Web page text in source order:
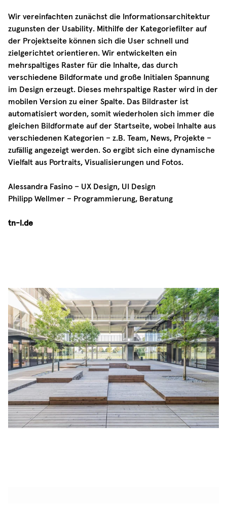
Wir vereinfachten zunächst die Informationsarchitektur
zugunsten der Usability. Mithilfe der Kategoriefilter auf
der Projektseite können sich die User schnell und
zielgerichtet orientieren. Wir entwickelten ein
mehrspaltiges Raster für die Inhalte, das durch
verschiedene Bildformate und große Initialen Spannung
im Design erzeugt. Dieses mehrspaltige Raster wird in der
mobilen Version zu einer Spalte. Das Bildraster ist
automatisiert worden, somit wiederholen sich immer die
gleichen Bildformate auf der Startseite, wobei Inhalte aus
verschiedenen Kategorien – z.B. Team, News, Projekte –
zufällig angezeigt werden. So ergibt sich eine dynamische
Vielfalt aus Portraits, Visualisierungen und Fotos.
Alessandra Fasino – UX Design, UI Design
Philipp Wellmer – Programmierung, Beratung
tn-l.de